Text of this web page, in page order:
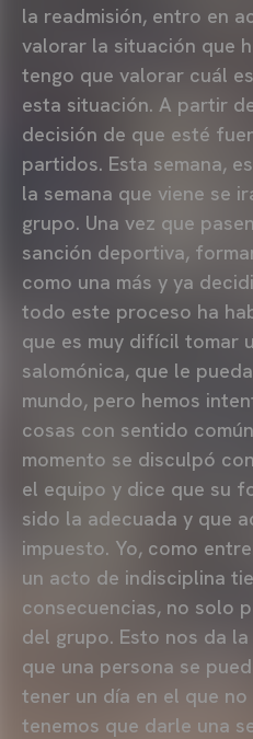
la readmisión, entro en
valorar la situación que
tengo que valorar cuál
esta situación. A partir
decisión de que esté
partidos. Esta semana,
la semana que viene se
grupo. Una vez que
sanción deportiva,
como una más y ya
todo este proceso ha
que es muy difícil tomar
salomónica, que le
mundo, pero hemos
cosas con sentido
momento se disculpó
el equipo y dice que su
sido la adecuada y que
impuesto. Yo, como
un acto de indisciplina
consecuencias, no solo
del grupo. Esto nos da
que una persona se
tener un día en el que
tenemos que darle una